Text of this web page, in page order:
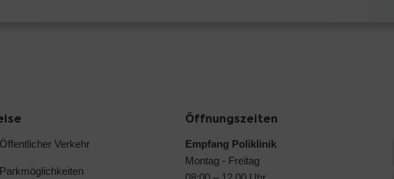
Öffentlicher Verkehr
Parkmöglichkeiten
Öffnungszeiten
Empfang Poliklinik
Montag - Freitag